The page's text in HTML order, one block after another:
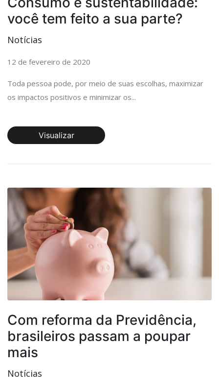
você tem feito a sua parte?
Notícias
12 de fevereiro de 2020
Toda pessoa pode, por meio de suas escolhas, maximizar
os impactos positivos e minimizar os...
Visualizar
Com reforma da Previdência,
brasileiros passam a poupar
mais
Notícias